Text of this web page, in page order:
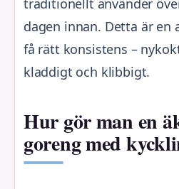
traditionellt använder
dagen innan. Detta är en
få rätt konsistens –
kladdigt och klibbigt.
Hur gör man en
goreng med